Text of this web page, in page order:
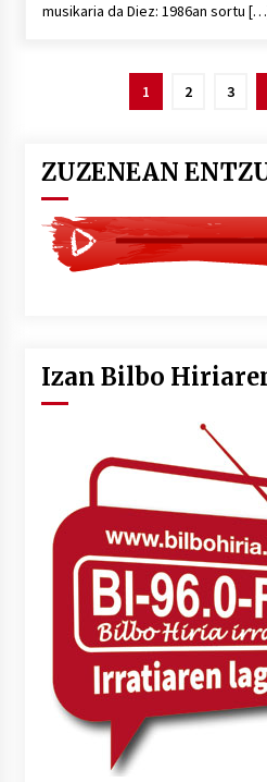
musikaria da Diez: 1986an sortu
1 2 3
ZUZENEAN
Izan Bilbo